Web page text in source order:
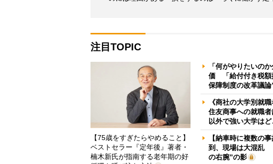
注目TOPIC
【75歳をすぎたらやめること】
ベストセラー『定年後』著者・
楠木新氏が指南する老年期の好
「何がやりたいの
価 「給付付き税額
保障制度の改革議論
《商社の大学別就
住友商事への就職
以外で強い大学は
【納車時に複数の
到、現場は大混乱
の右腕”の影